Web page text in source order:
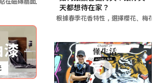
天都想待在家？
根據春季花香特性，選擇櫻花、梅花